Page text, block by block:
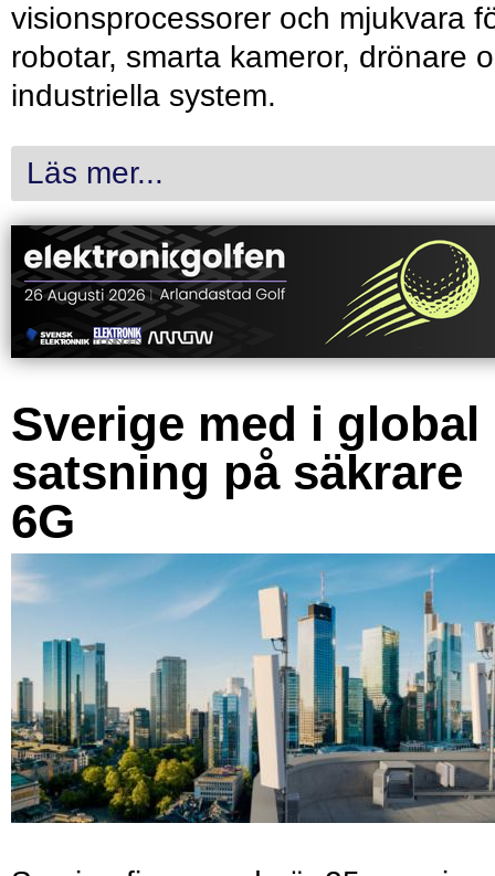
visionsprocessorer och mjukvara
robotar, smarta kameror, drönare
industriella system.
Läs mer...
Sverige med i global
satsning på säkrare
6G